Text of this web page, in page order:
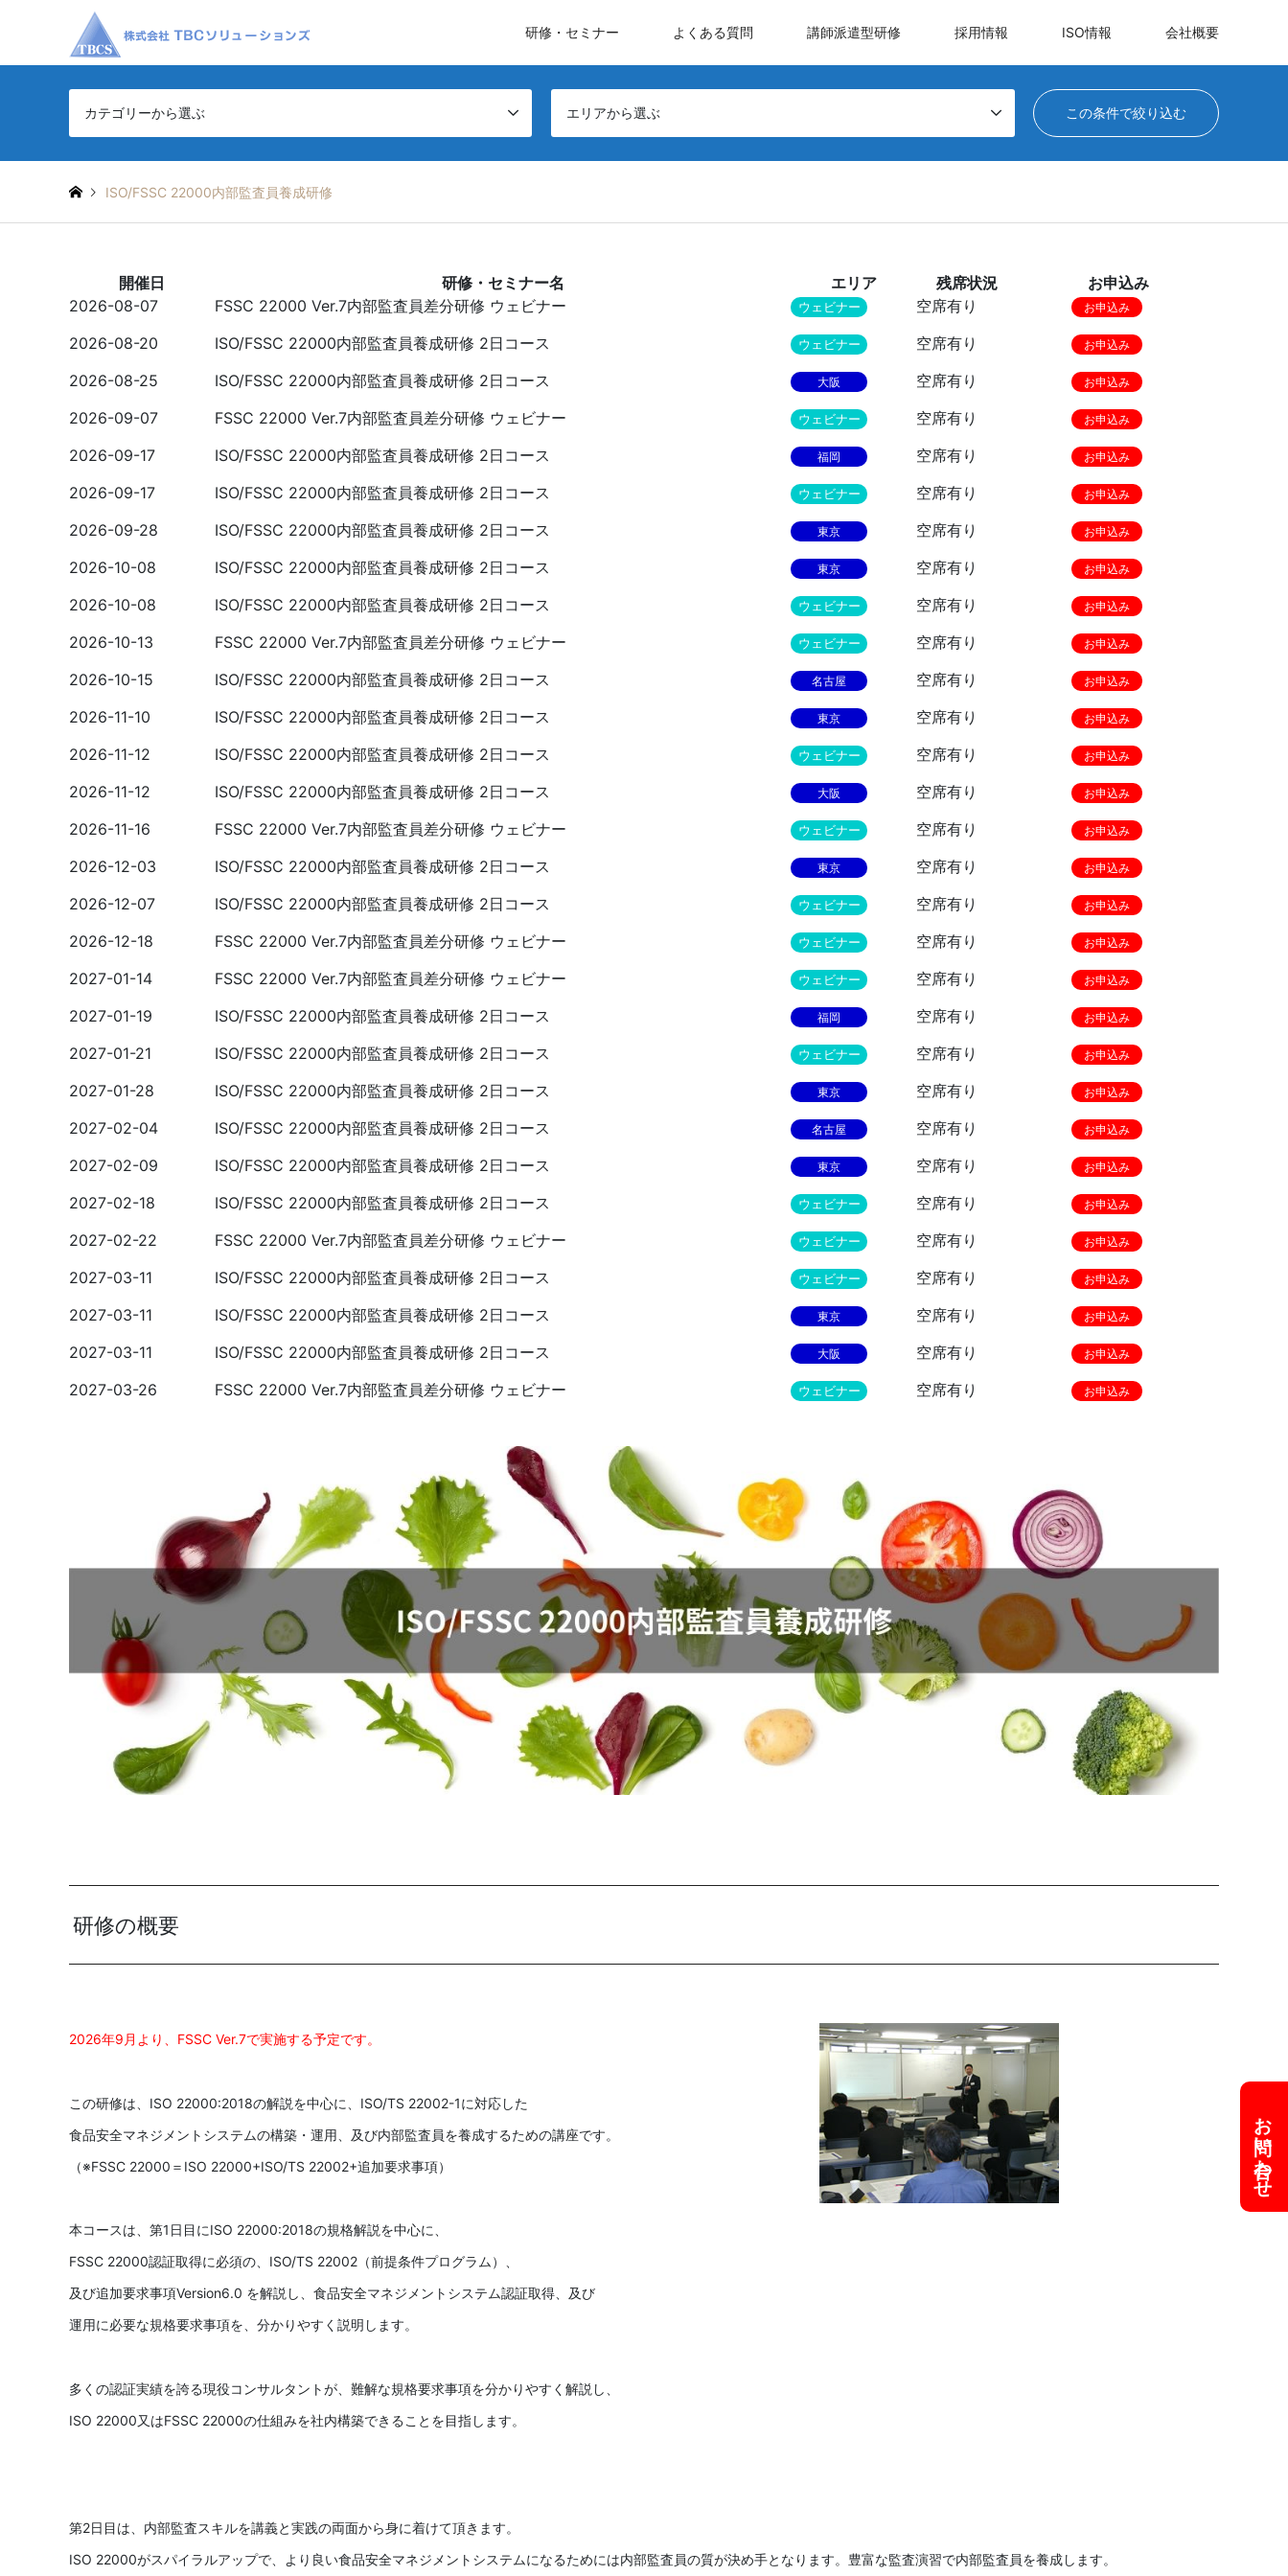
研修・セミナー よくある質問 講師派遣型研修 採用情報 ISO情報 会社概要
カテゴリーから選ぶ エリアから選ぶ
お問い合わせ
ISO/FSSC 22000内部監査員養成研修
開催日 研修・セミナー名 エリア 残席状況
お申込み
2026-08-07
FSSC 22000 Ver.7内部監査員差分研修 ウェビナー ウェビナー 空席有り お申込み
2026-08-20 ISO/FSSC 22000内部監査員養成研修 2日コース ウェビナー 空席有り お申込み
2026-08-25 ISO/FSSC 22000内部監査員養成研修 2日コース 大阪 空席有り お申込み
2026-09-07 FSSC 22000 Ver.7内部監査員差分研修 ウェビナー ウェビナー 空席有り お申込み
2026-09-17 ISO/FSSC 22000内部監査員養成研修 2日コース 福岡 空席有り お申込み
2026-09-17 ISO/FSSC 22000内部監査員養成研修 2日コース ウェビナー 空席有り お申込み
2026-09-28 ISO/FSSC 22000内部監査員養成研修 2日コース 東京 空席有り お申込み
2026-10-08 ISO/FSSC 22000内部監査員養成研修 2日コース 東京 空席有り お申込み
2026-10-08 ISO/FSSC 22000内部監査員養成研修 2日コース ウェビナー 空席有り お申込み
2026-10-13 FSSC 22000 Ver.7内部監査員差分研修 ウェビナー ウェビナー 空席有り お申込み
2026-10-15 ISO/FSSC 22000内部監査員養成研修 2日コース 名古屋 空席有り お申込み
2026-11-10 ISO/FSSC 22000内部監査員養成研修 2日コース 東京 空席有り お申込み
2026-11-12 ISO/FSSC 22000内部監査員養成研修 2日コース ウェビナー 空席有り お申込み
2026-11-12 ISO/FSSC 22000内部監査員養成研修 2日コース 大阪 空席有り お申込み
2026-11-16 FSSC 22000 Ver.7内部監査員差分研修 ウェビナー ウェビナー 空席有り お申込み
2026-12-03 ISO/FSSC 22000内部監査員養成研修 2日コース 東京 空席有り お申込み
2026-12-07 ISO/FSSC 22000内部監査員養成研修 2日コース ウェビナー 空席有り お申込み
2026-12-18 FSSC 22000 Ver.7内部監査員差分研修 ウェビナー ウェビナー 空席有り お申込み
2027-01-14 FSSC 22000 Ver.7内部監査員差分研修 ウェビナー ウェビナー 空席有り お申込み
2027-01-19 ISO/FSSC 22000内部監査員養成研修 2日コース 福岡 空席有り お申込み
2027-01-21 ISO/FSSC 22000内部監査員養成研修 2日コース ウェビナー 空席有り お申込み
2027-01-28 ISO/FSSC 22000内部監査員養成研修 2日コース 東京 空席有り お申込み
2027-02-04 ISO/FSSC 22000内部監査員養成研修 2日コース 名古屋 空席有り お申込み
2027-02-09 ISO/FSSC 22000内部監査員養成研修 2日コース 東京 空席有り お申込み
2027-02-18 ISO/FSSC 22000内部監査員養成研修 2日コース ウェビナー 空席有り お申込み
2027-02-22 FSSC 22000 Ver.7内部監査員差分研修 ウェビナー ウェビナー 空席有り お申込み
2027-03-11 ISO/FSSC 22000内部監査員養成研修 2日コース ウェビナー 空席有り お申込み
2027-03-11 ISO/FSSC 22000内部監査員養成研修 2日コース 東京 空席有り お申込み
2027-03-11 ISO/FSSC 22000内部監査員養成研修 2日コース 大阪 空席有り お申込み
2027-03-26 FSSC 22000 Ver.7内部監査員差分研修 ウェビナー ウェビナー 空席有り お申込み
研修の概要
2026年9月より、FSSC Ver.7で実施する予定です。
この研修は、ISO 22000:2018の解説を中心に、ISO/TS 22002-1に対応した
食品安全マネジメントシステムの構築・運用、及び内部監査員を養成するための講座です。
（※FSSC 22000＝ISO 22000+ISO/TS 22002+追加要求事項）
本コースは、第1日目にISO 22000:2018の規格解説を中心に、
FSSC 22000認証取得に必須の、ISO/TS 22002（前提条件プログラム）、
及び追加要求事項Version6.0 を解説し、食品安全マネジメントシステム認証取得、及び
運用に必要な規格要求事項を、分かりやすく説明します。
多くの認証実績を誇る現役コンサルタントが、難解な規格要求事項を分かりやすく解説し、
ISO 22000又はFSSC 22000の仕組みを社内構築できることを目指します。
第2日目は、内部監査スキルを講義と実践の両面から身に着けて頂きます。
ISO 22000がスパイラルアップで、より良い食品安全マネジメントシステムになるためには内部監査員の質が決め手となります。豊富な監査演習で内部監査員を養成します。